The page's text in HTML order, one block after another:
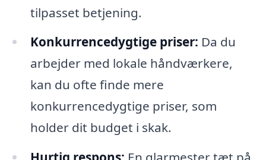
tilpasset betjening.
Konkurrencedygtige priser: Da du
arbejder med lokale håndværkere,
kan du ofte finde mere
konkurrencedygtige priser, som
holder dit budget i skak.